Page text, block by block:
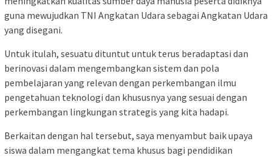
guna mewujudkan TNI Angkatan Udara sebagai Angkatan Udara
yang disegani.
Untuk itulah, sesuatu dituntut untuk terus beradaptasi dan
berinovasi dalam mengembangkan sistem dan pola
pembelajaran yang relevan dengan perkembangan ilmu
pengetahuan teknologi dan khususnya yang sesuai dengan
perkembangan lingkungan strategis yang kita hadapi.
Berkaitan dengan hal tersebut, saya menyambut baik upaya
siswa dalam mengangkat tema khusus bagi pendidikan